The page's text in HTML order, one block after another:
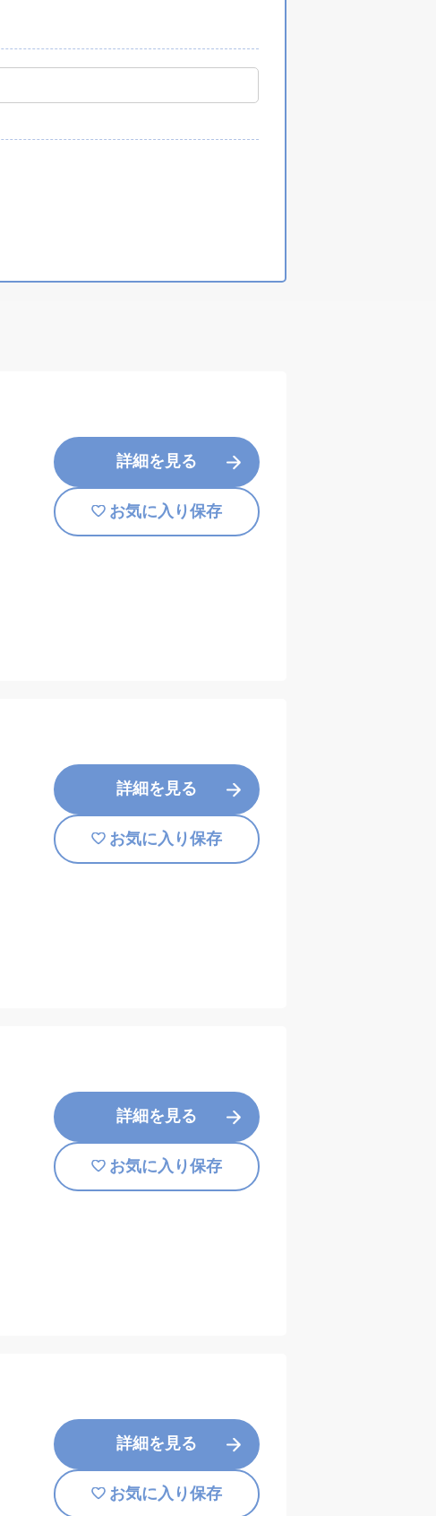
詳細を見る
お気に入り保存
詳細を見る
お気に入り保存
詳細を見る
お気に入り保存
詳細を見る
お気に入り保存